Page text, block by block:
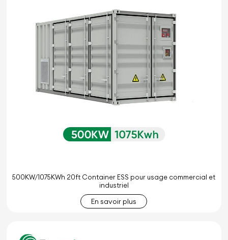
500KW/1075KWh 20ft Container ESS pour usage commercial et
industriel
En savoir plus